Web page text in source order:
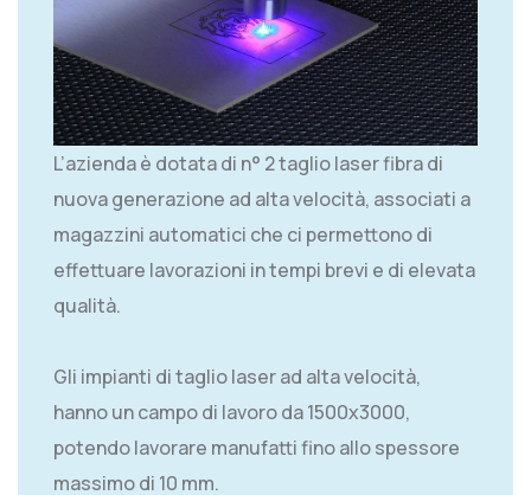
L’azienda è dotata di n° 2 taglio laser fibra di
nuova generazione ad alta velocità, associati a
magazzini automatici che ci permettono di
effettuare lavorazioni in tempi brevi e di elevata
qualità.
Gli impianti di taglio laser ad alta velocità,
hanno un campo di lavoro da 1500x3000,
potendo lavorare manufatti fino allo spessore
massimo di 10 mm.